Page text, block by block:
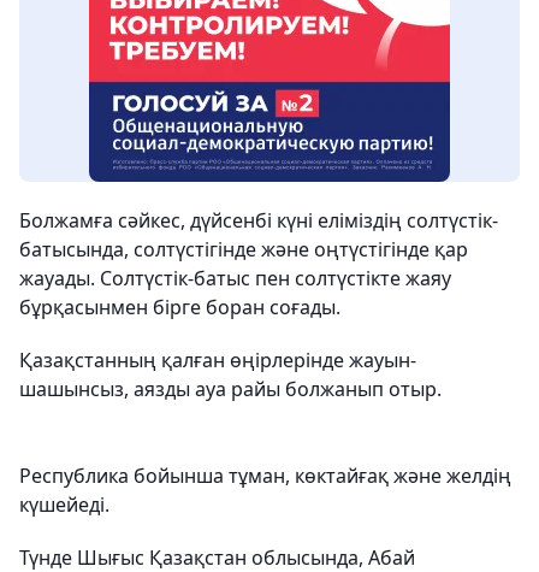
Болжамға сәйкес, дүйсенбі күні еліміздің солтүстік-
батысында, солтүстігінде және оңтүстігінде қар
жауады. Солтүстік-батыс пен солтүстікте жаяу
бұрқасынмен бірге боран соғады.
Қазақстанның қалған өңірлерінде жауын-
шашынсыз, аязды ауа райы болжанып отыр.
Республика бойынша тұман, көктайғақ және желдің
күшейеді.
Түнде Шығыс Қазақстан облысында, Абай